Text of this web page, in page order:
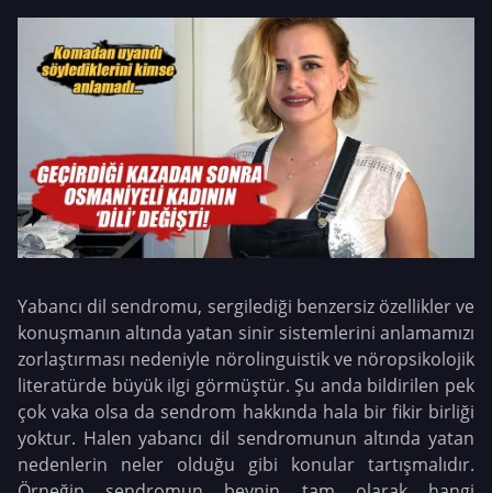
Yabancı dil sendromu, sergilediği benzersiz özellikler ve
konuşmanın altında yatan sinir sistemlerini anlamamızı
zorlaştırması nedeniyle nörolinguistik ve nöropsikolojik
literatürde büyük ilgi görmüştür. Şu anda bildirilen pek
çok vaka olsa da sendrom hakkında hala bir fikir birliği
yoktur. Halen yabancı dil sendromunun altında yatan
nedenlerin neler olduğu gibi konular tartışmalıdır.